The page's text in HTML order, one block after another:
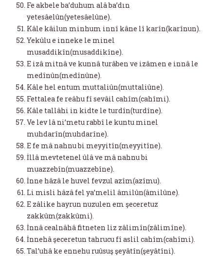
Fe akbele ba’duhum alâ ba’dın
yetesâelûn(yetesâelûne).
Kâle kâilun minhum innî kâne lî karîn(karînun).
Yekûlu e inneke le minel
musaddikîn(musaddikîne).
E izâ mitnâ ve kunnâ turâben ve izâmen e innâ le
medînûn(medînûne).
Kâle hel entum muttaliûn(muttaliûne).
Fettalea fe reâhu fî sevâil cahîm(cahîmi).
Kâle tallâhi in kidte le turdîn(turdîne).
Ve lev lâ ni’metu rabbî le kuntu minel
muhdarîn(muhdarîne).
E fe mâ nahnu bi meyyitîn(meyyitîne).
İllâ mevtetenel ûlâ ve mâ nahnu bi
muazzebîn(muazzebîne).
İnne hâzâ le huvel fevzul azîm(azîmu).
Li misli hâzâ fel ya’melil âmilûn(âmilûne).
E zâlike hayrun nuzulen em şeceretuz
zakkûm(zakkûmi).
İnnâ cealnâhâ fitneten liz zâlimîn(zâlimîne).
İnnehâ şeceretun tahrucu fî aslil cahîm(cahîmi).
Tal’uhâ ke ennehu ruûsuş şeyâtîn(şeyâtîni).